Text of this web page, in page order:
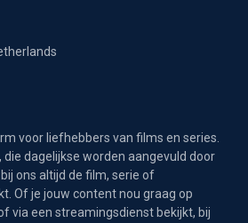
voor liefhebbers van films en series.
dagelijkse worden aangevuld door
ons altijd de film, serie of
Of je jouw content nou graag op
via een streamingsdienst bekijkt, bij